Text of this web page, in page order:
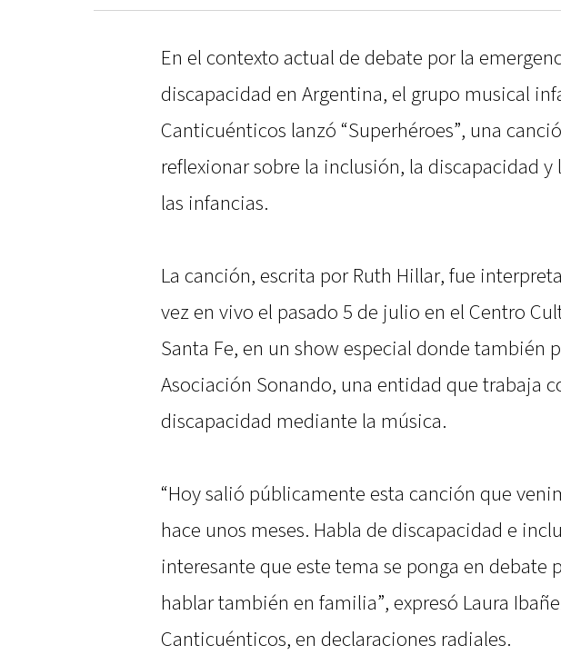
En el contexto actual de debate por la
discapacidad en Argentina, el grupo musical
Canticuénticos lanzó “Superhéroes”, una
reflexionar sobre la inclusión, la discapacidad y
las infancias.
La canción, escrita por Ruth Hillar, fue
vez en vivo el pasado 5 de julio en el Centro
Santa Fe, en un show especial donde también
Asociación Sonando, una entidad que trabaja
discapacidad mediante la música.
“Hoy salió públicamente esta canción que
hace unos meses. Habla de discapacidad e
interesante que este tema se ponga en debate
hablar también en familia”, expresó Laura
Canticuénticos, en declaraciones radiales.